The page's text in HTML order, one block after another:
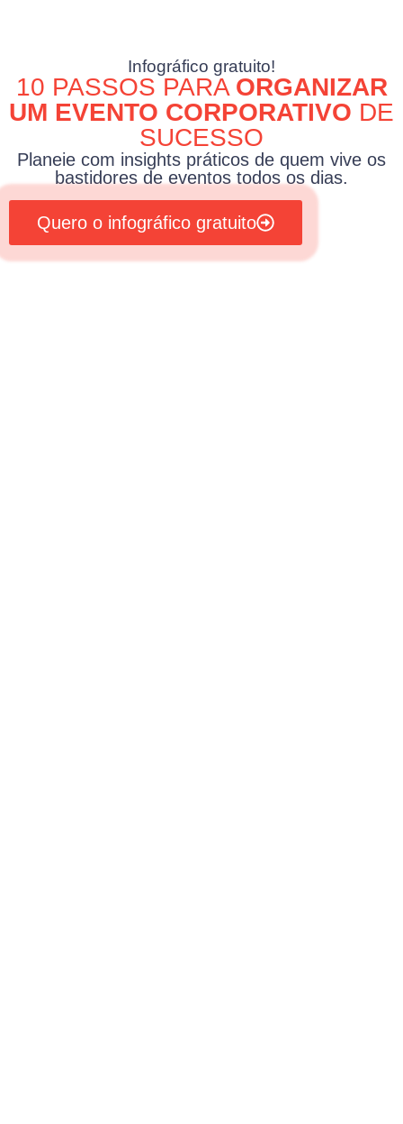
Infográfico gratuito!
10 PASSOS PARA ORGANIZAR
UM EVENTO CORPORATIVO DE
SUCESSO
Planeie com insights práticos de quem vive os
bastidores de eventos todos os dias.
Quero o infográfico gratuito